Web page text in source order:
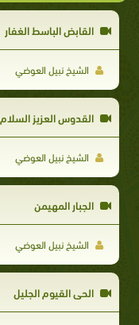
القابض الباسط الغفار
الشيخ نبيل العوضي
القدوس العزيز السلام
الشيخ نبيل العوضي
الجبار المهيمن
الشيخ نبيل العوضي
الحي القيوم الجليل